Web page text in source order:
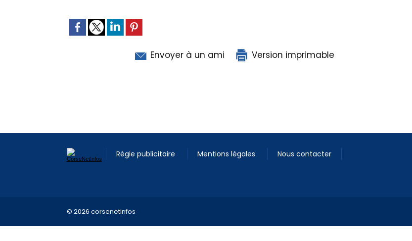
Envoyer à un ami Version imprimable
Régie publicitaire Mentions légales Nous contacter
© 2026 corsenetinfos